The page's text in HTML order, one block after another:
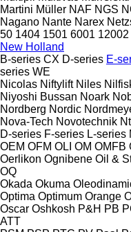
Martini Müller NAF NGS
Nagano Nante Narex
50 1404 1501 6001 12002
New Holland
B-series CX D-series E-
series WE
Nicolas Niftylift Niles
Niyoshi Bussan Noark
Nordberg Nordic
Nova-Tech Novotechnik
D-series F-series L-series
OEM OFM OLI OM OMFB
Oerlikon Ognibene Oil &
OQ
Okada Okuma
Optima Optimum Orange
Oscar Oshkosh P&H PB
ATT